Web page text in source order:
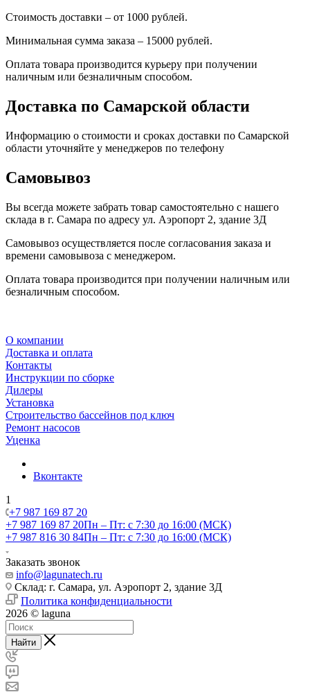
Стоимость доставки – от 1000 рублей.
Минимальная сумма заказа – 15000 рублей.
Оплата товара производится курьеру при получении
наличным или безналичным способом.
Доставка по Самарской области
Информацию о стоимости и сроках доставки по Самарской
области уточняйте у менеджеров по телефону
Самовывоз
Вы всегда можете забрать товар самостоятельно с нашего
склада в г. Самара по адресу ул. Аэропорт 2, здание 3Д
Самовывоз осуществляется после согласования заказа и
времени самовывоза с менеджером.
Оплата товара производится при получении наличным или
безналичным способом.
О компании
Доставка и оплата
Контакты
Инструкции по сборке
Дилеры
Установка
Строительство бассейнов под ключ
Ремонт насосов
Уценка
Вконтакте
1
+7 987 169 87 20
+7 987 169 87 20Пн – Пт: с 7:30 до 16:00 (МСК)
+7 987 816 30 84Пн – Пт: с 7:30 до 16:00 (МСК)
Заказать звонок
info@lagunatech.ru
Склад: г. Самара, ул. Аэропорт 2, здание 3Д
Политика конфиденциальности
2026 © laguna
Найти